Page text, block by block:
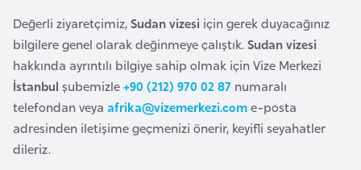
Değerli ziyaretçimiz,Sudan vizesi için gerek duyacağınız
bilgilere genel olarak değinmeye çalıştık. Sudan vizesi
hakkında ayrıntılı bilgiye sahip olmak için Vize Merkezi
İstanbul şubemizle+90 (212) 970 02 87 numaralı
telefondan veya afrika@vizemerkezi.come-posta
adresinden iletişime geçmenizi önerir, keyifli seyahatler
dileriz.
n
E
s
t
o
n